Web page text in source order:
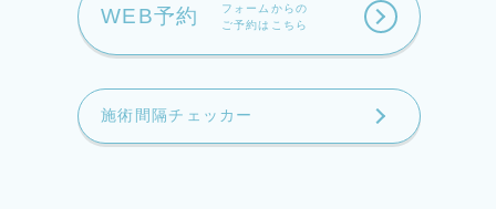
WEB予約
フォームからの
ご予約はこちら
施術間隔チェッカー